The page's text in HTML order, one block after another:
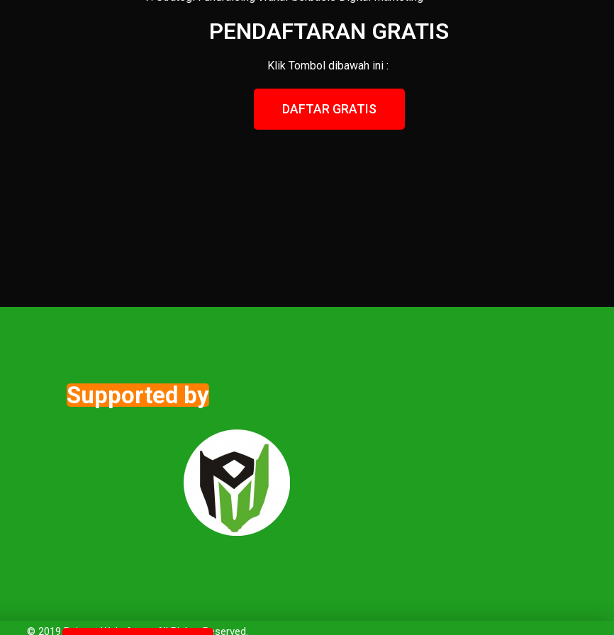
PENDAFTARAN GRATIS
Klik Tombol dibawah ini :
DAFTAR GRATIS
Supported by
© 2019 PejuangWakaf.com All Rights Reserved.